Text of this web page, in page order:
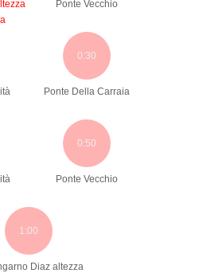
Ponte Vecchio
0:30
Ponte Della Carraia
0:50
Ponte Vecchio
1:00
Diaz altezza